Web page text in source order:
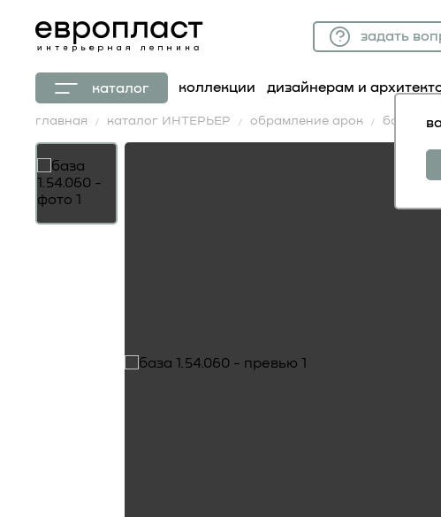
задать
каталог коллекции дизайнерам и
главная каталог ИНТЕРЬЕР обрамление арок база